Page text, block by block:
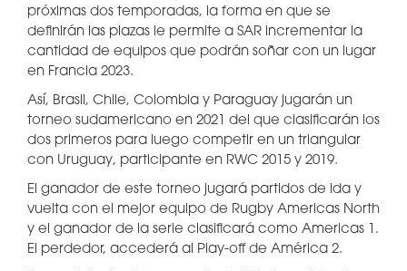
próximas dos temporadas, la forma en que se
definirán las plazas le permite a SAR incrementar la
cantidad de equipos que podrán soñar con un lugar
en Francia 2023.
Así, Brasil, Chile, Colombia y Paraguay jugarán un
torneo sudamericano en 2021 del que clasificarán los
dos primeros para luego competir en un triangular
con Uruguay, participante en RWC 2015 y 2019.
El ganador de este torneo jugará partidos de ida y
vuelta con el mejor equipo de Rugby Americas North
y el ganador de la serie clasificará como Americas 1.
El perdedor, accederá al Play-off de América 2.